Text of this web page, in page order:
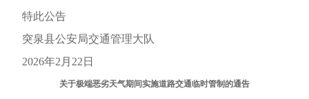
特此公告
突泉县公安局交通管理大队
2026年2月22日
关于极端恶劣天气期间实施道路交通临时管制的通告